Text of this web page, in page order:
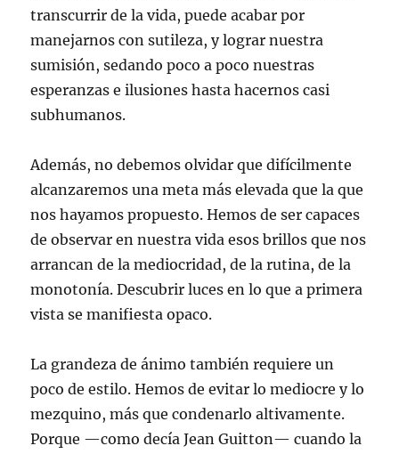
transcurrir de la vida, puede acabar por
manejarnos con sutileza, y lograr nuestra
sumisión, sedando poco a poco nuestras
esperanzas e ilusiones hasta hacernos casi
subhumanos.
Además, no debemos olvidar que difícilmente
alcanzaremos una meta más elevada que la que
nos hayamos propuesto. Hemos de ser capaces
de observar en nuestra vida esos brillos que nos
arrancan de la mediocridad, de la rutina, de la
monotonía. Descubrir luces en lo que a primera
vista se manifiesta opaco.
La grandeza de ánimo también requiere un
poco de estilo. Hemos de evitar lo mediocre y lo
mezquino, más que condenarlo altivamente.
Porque —como decía Jean Guitton— cuando la